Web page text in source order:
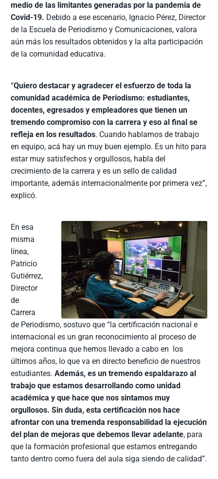
medio de las limitantes generadas por la pandemia de
Covid-19. Debido a ese escenario, Ignacio Pérez, Director
de la Escuela de Periodismo y Comunicaciones, valora
aún más los resultados obtenidos y la alta participación
de la comunidad educativa.
“Quiero destacar y agradecer el esfuerzo de toda la
comunidad académica de Periodismo: estudiantes,
docentes, egresados y empleadores que tienen un
tremendo compromiso con la carrera y eso al final se
refleja en los resultados. Cuando hablamos de trabajo
en equipo, acá hay un muy buen ejemplo. Es un hito para
estar muy satisfechos y orgullosos, habla del
crecimiento de la carrera y es un sello de calidad
importante, además internacionalmente por primera vez”,
explicó.
En esa
misma
línea,
Patricio
Gutiérrez,
Director
de
Carrera
de Periodismo, sostuvo que “la certificación nacional e
internacional es un gran reconocimiento al proceso de
mejora continua que hemos llevado a cabo en los
últimos años, lo que va en directo beneficio de nuestros
estudiantes.Además, es un tremendo espaldarazo al
trabajo que estamos desarrollando como unidad
académica y que hace que nos sintamos muy
orgullosos. Sin duda, esta certificación nos hace
afrontar con una tremenda responsabilidad la ejecución
del plan de mejoras que debemos llevar adelante, para
que la formación profesional que estamos entregando
tanto dentro como fuera del aula siga siendo de calidad”.